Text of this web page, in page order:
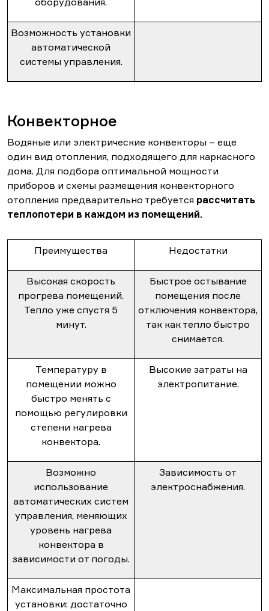
Возможность установки
автоматической
системы управления.
Конвекторное
Водяные или электрические конвекторы – еще
один вид отопления, подходящего для каркасного
дома. Для подбора оптимальной мощности
приборов и схемы размещения конвекторного
отопления предварительно требуется рассчитать
теплопотери в каждом из помещений.
Преимущества Недостатки
Высокая скорость
прогрева помещений.
Тепло уже спустя 5
минут.
Быстрое остывание
помещения после
отключения конвектора,
так как тепло быстро
снимается.
Температуру в
помещении можно
быстро менять с
помощью регулировки
степени нагрева
конвектора.
Высокие затраты на
электропитание.
Возможно
использование
автоматических систем
управления, меняющих
уровень нагрева
конвектора в
зависимости от погоды.
Зависимость от
электроснабжения.
Максимальная простота
установки: достаточно